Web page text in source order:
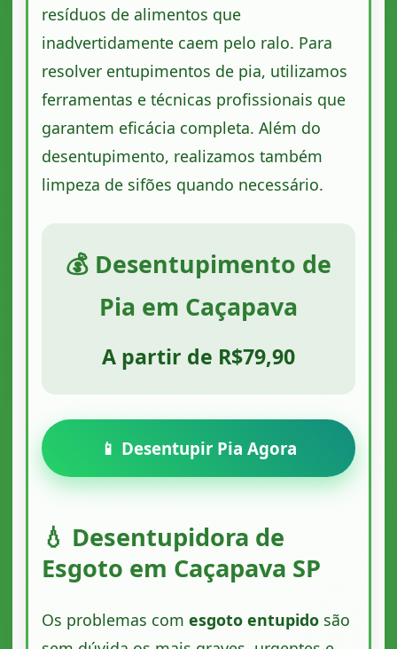
resíduos de alimentos que
inadvertidamente caem pelo ralo. Para
resolver entupimentos de pia, utilizamos
ferramentas e técnicas profissionais que
garantem eficácia completa. Além do
desentupimento, realizamos também
limpeza de sifões quando necessário.
💰 Desentupimento de
Pia em Caçapava
A partir de R$79,90
📱 Desentupir Pia Agora
💧 Desentupidora de
Esgoto em Caçapava SP
Os problemas com esgoto entupidosão